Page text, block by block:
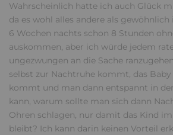
Wahrscheinlich hatte ich auch Glück
da es wohl alles andere als
6 Wochen nachts schon 8 Stunden
auskommen, aber ich würde jedem
ungezwungen an die Sache
selbst zur Nachtruhe kommt, das
kommt und man dann entspannt in
kann, warum sollte man sich dann
Ohren schlagen, nur damit das Kind
bleibt? Ich kann darin keinen Vorteil